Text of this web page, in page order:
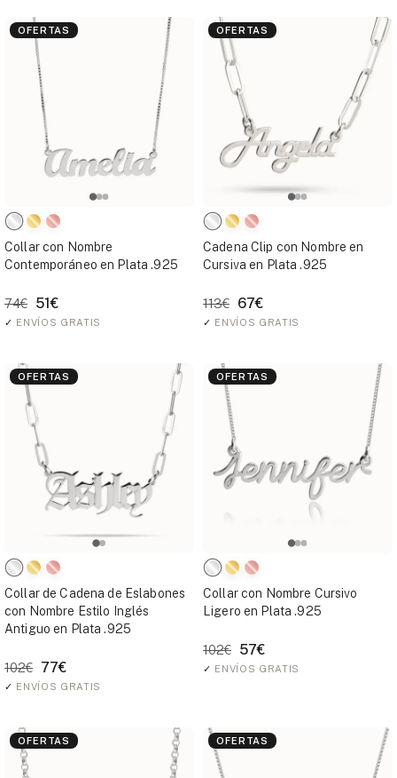
OFERTAS
Collar con Nombre
Contemporáneo en Plata .925
74€ 51€
✓ ENVÍOS GRATIS
OFERTAS
Cadena Clip con Nombre en
Cursiva en Plata .925
113€ 67€
✓ ENVÍOS GRATIS
OFERTAS
Collar de Cadena de Eslabones
con Nombre Estilo Inglés
Antiguo en Plata .925
102€ 77€
✓ ENVÍOS GRATIS
OFERTAS
Collar con Nombre Cursivo
Ligero en Plata .925
102€ 57€
✓ ENVÍOS GRATIS
OFERTAS OFERTAS